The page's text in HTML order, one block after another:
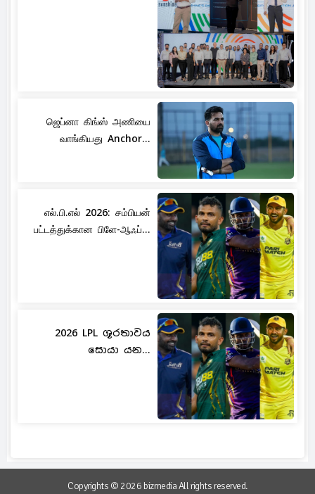
ஜெப்னா கிங்ஸ் அணியை
வாங்கியது Anchor...
எல்.பி.எல் 2026: சம்பியன்
பட்டத்துக்கான பிளே-ஆஃப்...
2026 LPL ශූරතාවය
සොයා යන...
Copyrights © 2026 bizmedia All rights reserved.